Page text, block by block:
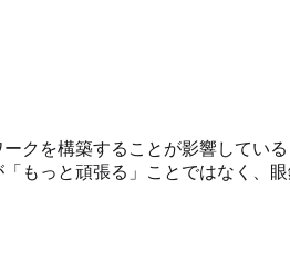
クを構築することが影響してい
もっと頑張る」ことではなく、